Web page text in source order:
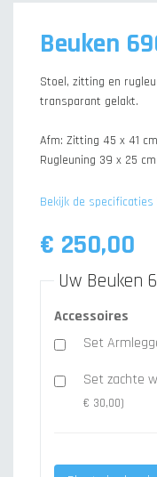
Beuken
Stoel, zitting en
transparant gelakt.
Afm: Zitting 45 x 41
Rugleuning 39 x 25
Bekijk de specificaties
€ 250,00
Uw Beuken
Accessoires
Set
Set zachte
€ 30,00)